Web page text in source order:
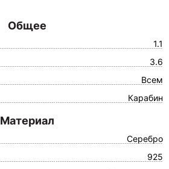
Общее
1.1
3.6
Всем
Карабин
Материал
Серебро
925